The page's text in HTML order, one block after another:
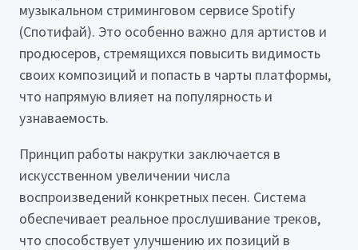
музыкальном стриминговом сервисе Spotify
(Спотифай). Это особенно важно для артистов и
продюсеров, стремящихся повысить видимость
своих композиций и попасть в чарты платформы,
что напрямую влияет на популярность и
узнаваемость.
Принцип работы накрутки заключается в
искусственном увеличении числа
воспроизведений конкретных песен. Система
обеспечивает реальное прослушивание треков,
что способствует улучшению их позиций в